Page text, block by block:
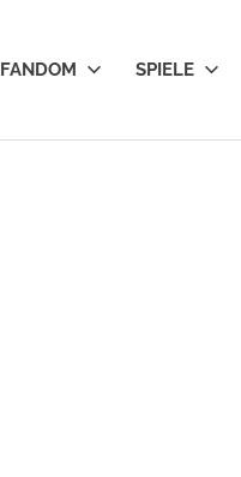
FANDOM SPIELE